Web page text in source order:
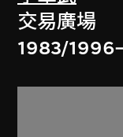
交易廣場
1983/